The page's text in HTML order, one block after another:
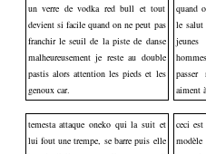
un verre de vodka red bull et tout
devient si facile quand on ne peut pas
franchir le seuil de la piste de danse
malheureusement je reste au double
pastis alors attention les pieds et les
genoux car.
quand
le salut
aiment
temesta attaque oneko qui la suit et
lui fout une trempe, se barre puis elle
ceci